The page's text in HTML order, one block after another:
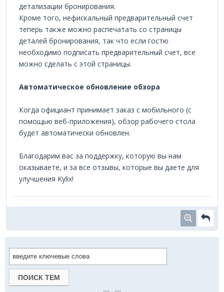
детализации бронирования.
Кроме того, нефискальный предварительный счет
теперь также можно распечатать со страницы
деталей бронирования, так что если гостю
необходимо подписать предварительный счет, все
можно сделать с этой страницы.
Автоматическое обновление обзора
Когда официант принимает заказ с мобильного (с
помощью веб-приложения), обзор рабочего стола
будет автоматически обновлен.
Благодарим вас за поддержку, которую вы нам
оказываете, и за все отзывы, которые вы даете для
улучшения Kylix!